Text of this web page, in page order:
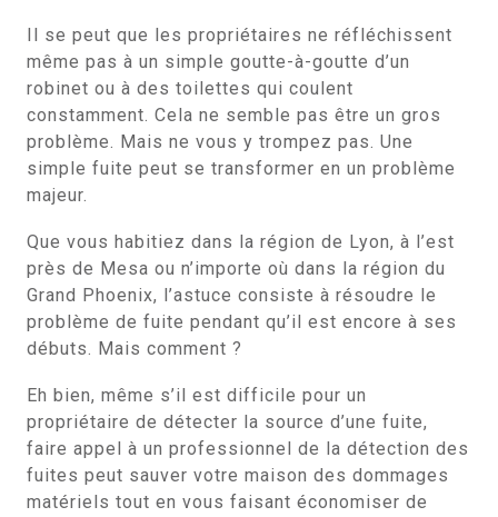
Il se peut que les propriétaires ne réfléchissent
même pas à un simple goutte-à-goutte d’un
robinet ou à des toilettes qui coulent
constamment. Cela ne semble pas être un gros
problème. Mais ne vous y trompez pas. Une
simple fuite peut se transformer en un problème
majeur.
Que vous habitiez dans la région de Lyon, à l’est
près de Mesa ou n’importe où dans la région du
Grand Phoenix, l’astuce consiste à résoudre le
problème de fuite pendant qu’il est encore à ses
débuts. Mais comment ?
Eh bien, même s’il est difficile pour un
propriétaire de détecter la source d’une fuite,
faire appel à un professionnel de la détection des
fuites peut sauver votre maison des dommages
matériels tout en vous faisant économiser de